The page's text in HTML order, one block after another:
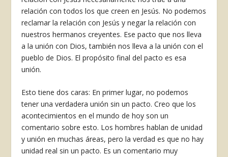
relación con todos los que creen en Jesús. No podemos
reclamar la relación con Jesús y negar la relación con
nuestros hermanos creyentes. Ese pacto que nos lleva
a la unión con Dios, también nos lleva a la unión con el
pueblo de Dios. El propósito final del pacto es esa
unión.
Esto tiene dos caras: En primer lugar, no podemos
tener una verdadera unión sin un pacto. Creo que los
acontecimientos en el mundo de hoy son un
comentario sobre esto. Los hombres hablan de unidad
y unión en muchas áreas, pero la verdad es que no hay
unidad real sin un pacto. Es un comentario muy